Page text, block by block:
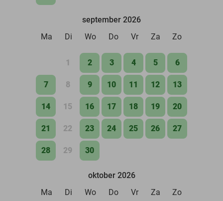
september 2026
Ma
Di Wo Do Vr Za Zo
1 2 3 4 5 6
7 8 9 10 11 12 13
14 15 16 17 18 19 20
21 22 23 24 25 26 27
28 29 30
oktober 2026
Ma
Di Wo Do Vr Za Zo